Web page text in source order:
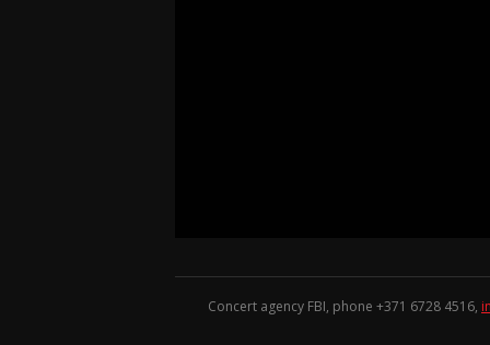
Concert agency FBI, phone +371 6728 4516,